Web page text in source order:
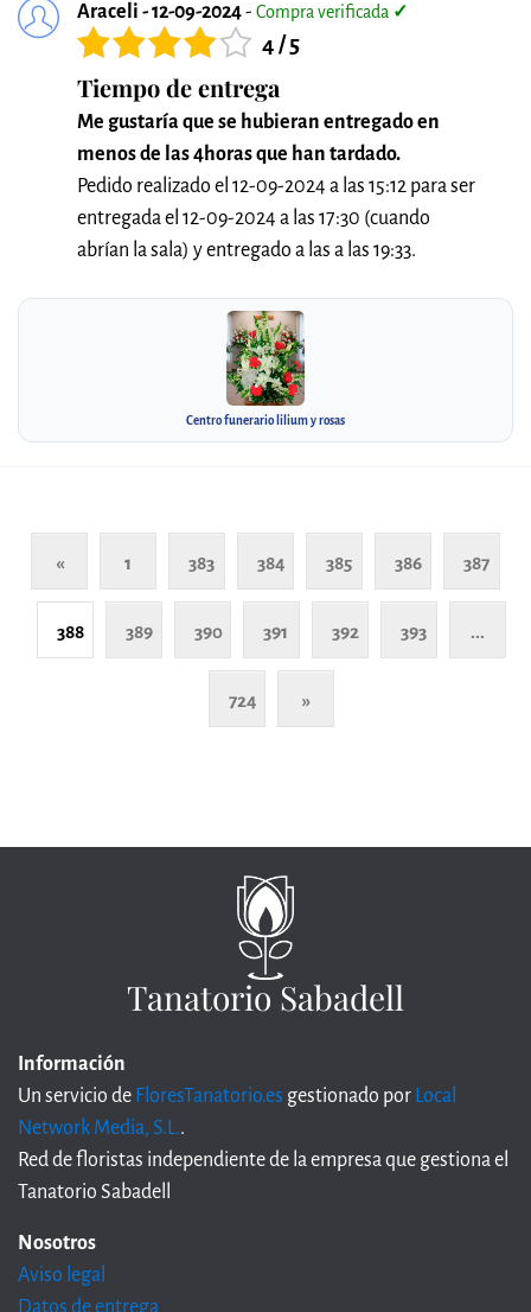
Araceli - 12-09-2024- Compra verificada ✓
4 / 5
Tiempo de entrega
Me gustaría que se hubieran entregado en
menos de las 4horas que han tardado.
Pedido realizado el 12-09-2024 a las 15:12 para ser
entregada el 12-09-2024 a las 17:30 (cuando
abrían la sala) y entregado a las a las 19:33.
Centro funerario lilium y rosas
« 1 383 384 385 386 387
388 389 390 391 392 393 ...
724 »
Tanatorio Sabadell
Información
Un servicio de FloresTanatorio.es gestionado por Local
Network Media, S.L..
Red de floristas independiente de la empresa que gestiona el
Tanatorio Sabadell
Nosotros
Aviso legal
Datos de entrega